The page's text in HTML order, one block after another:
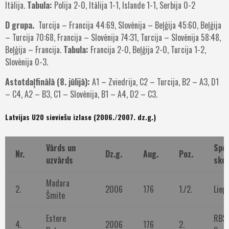
Itālija. Tabula: Polija 2-0, Itālija 1-1, Islande 1-1, Serbija 0-2
D grupa. Turcija – Francija 44:69, Slovēnija – Beļģija 45:60, Beļģija
– Turcija 70:68, Francija – Slovēnija 74:31, Turcija – Slovēnija 58:48,
Beļģija – Francija. Tabula: Francija 2-0, Beļģija 2-0, Turcija 1-2,
Slovēnija 0-3.
Astotdaļfinālā (8. jūlijā): A1 – Zviedrija, C2 – Turcija, B2 – A3, D1
– C4, A2 – B3, C1 – Slovēnija, B1 – A4, D2 – C3.
Latvijas U20 sieviešu izlase (2006./2007. dz.g.)
Nr.
Vārds un
uzvārds
Dz.g. Aug. Poz.
2.
Madara
Šmite
2006 176 1./2.
4.
Estere
2006 176 2.